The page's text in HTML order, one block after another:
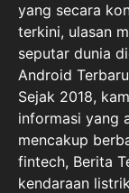
yang secara
terkini, ulasan
seputar dunia
Android
Sejak 2018,
informasi yang
mencakup
fintech, Berita
kendaraan